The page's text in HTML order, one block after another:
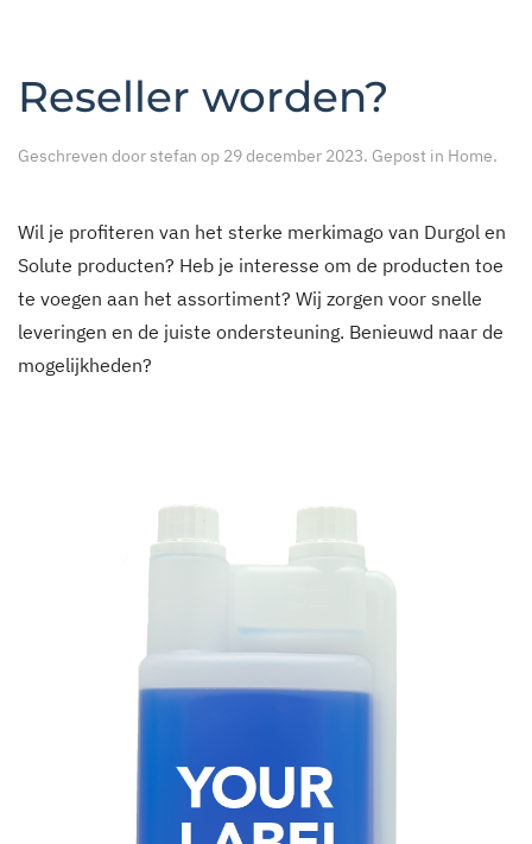
Reseller worden?
Geschreven door stefan op 29 december 2023. Gepost in Home.
Wil je profiteren van het sterke merkimago van Durgol en
Solute producten? Heb je interesse om de producten toe
te voegen aan het assortiment? Wij zorgen voor snelle
leveringen en de juiste ondersteuning. Benieuwd naar de
mogelijkheden?